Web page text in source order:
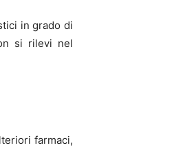
in grado di
si rilevi nel
farmaci,